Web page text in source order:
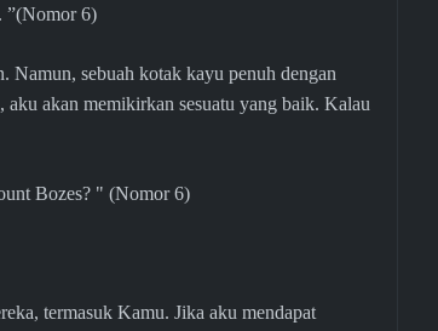
”(Nomor 6)
Namun, sebuah kotak kayu penuh dengan
akan memikirkan sesuatu yang baik. Kalau
Bozes? " (Nomor 6)
termasuk Kamu. Jika aku mendapat